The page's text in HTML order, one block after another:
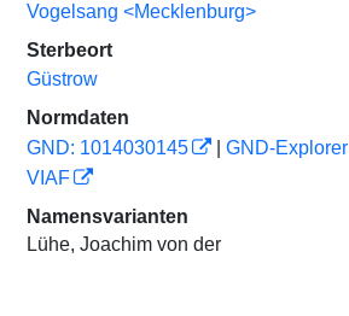
Vogelsang <Mecklenburg>
Sterbeort
Güstrow
Normdaten
GND: 1014030145
GND-Explorer
VIAF
Namensvarianten
Lühe, Joachim von der